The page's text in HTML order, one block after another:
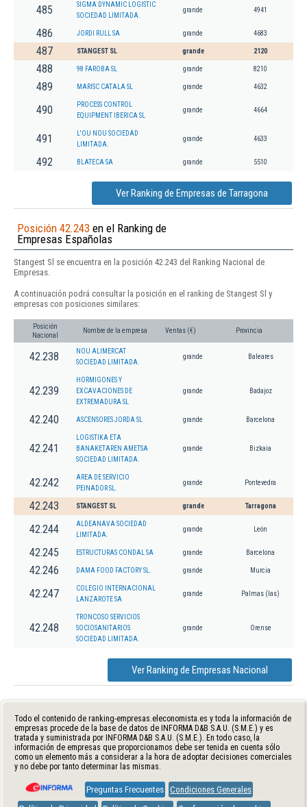
485
SIGMA DYNAMIC LOGISTIC
SOCIEDAD LIMITADA.
grande 4941
486 JORDI RULL SA grande 4683
487 STANGEST SL grande 2120
488 98 FAROBA SL grande 8210
489 MARISC CATALA SL grande 4632
490
PROCESS CONTROL
EQUIPMENT IBERICA SL
grande 4664
491
L'OU NOU SOCIEDAD
LIMITADA.
grande 4633
492 BLATECA SA grande 5510
Ver Ranking de Empresas de Tarragona
Posición 42.243 en el Ranking de
Empresas Españolas
Stangest Sl se encuentra en la posición 42.243 del Ranking Nacional de
Empresas.
A continuación podrá consultar la posición en el ranking de Stangest Sl y
empresas con posiciones similares:
Posición
Nacional
Nombre de la empresa Ventas (€) Provincia
42.238
NOU ALIMERCAT
SOCIEDAD LIMITADA.
grande Baleares
42.239
HORMIGONES Y
EXCAVACIONES DE
EXTREMADURA SL
grande Badajoz
42.240 ASCENSORES JORDA SL grande Barcelona
42.241
LOGISTIKA ETA
BANAKETAREN AMETSA
SOCIEDAD LIMITADA.
grande Bizkaia
42.242
AREA DE SERVICIO
PEINADOR SL.
grande Pontevedra
42.243 STANGEST SL grande Tarragona
42.244
ALDEANAVA SOCIEDAD
LIMITADA.
grande León
42.245 ESTRUCTURAS CONDAL SA grande Barcelona
42.246 DAMA FOOD FACTORY SL. grande Murcia
42.247
COLEGIO INTERNACIONAL
LANZAROTE SA
grande Palmas (las)
42.248
TRONCOSO SERVICIOS
SOCIOSANITARIOS
SOCIEDAD LIMITADA.
grande Orense
Ver Ranking de Empresas Nacional
Todo el contenido de ranking-empresas.eleconomista.es y toda la información de
empresas procede de la base de datos de INFORMA D&B S.A.U. (S.M.E.) y es
tratada y suministrada por INFORMA D&B S.A.U. (S.M.E.). En todo caso, la
información de empresas que proporcionamos debe ser tenida en cuenta sólo
como un elemento más a considerar a la hora de adoptar decisiones comerciales
y no debe por tanto determinar las mismas.
Preguntas Frecuentes Condiciones Generales